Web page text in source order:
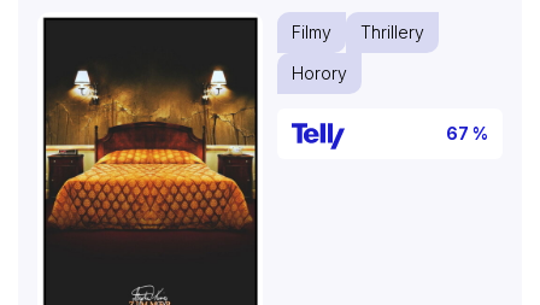
Filmy
Thrillery
Horory
67 %